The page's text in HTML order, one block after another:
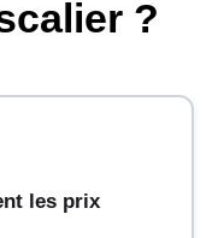
?
les prix